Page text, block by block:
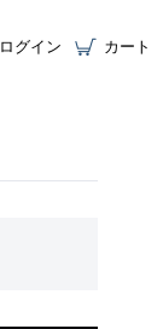
ログイン カート